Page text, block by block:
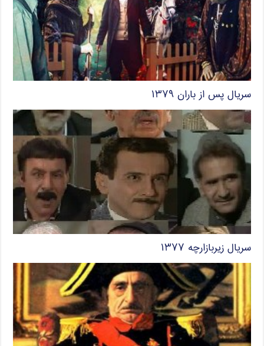
سریال پس از باران ۱۳۷۹
سریال زیربازارچه ۱۳۷۷